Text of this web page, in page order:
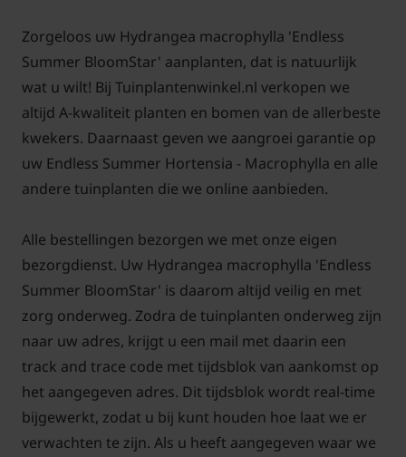
Zorgeloos uw Hydrangea macrophylla 'Endless
Summer BloomStar' aanplanten, dat is natuurlijk
wat u wilt! Bij Tuinplantenwinkel.nl verkopen we
altijd A-kwaliteit planten en bomen van de allerbeste
kwekers. Daarnaast geven we aangroei garantie op
uw Endless Summer Hortensia - Macrophylla en alle
andere tuinplanten die we online aanbieden.
Alle bestellingen bezorgen we met onze eigen
bezorgdienst. Uw Hydrangea macrophylla 'Endless
Summer BloomStar' is daarom altijd veilig en met
zorg onderweg. Zodra de tuinplanten onderweg zijn
naar uw adres, krijgt u een mail met daarin een
track and trace code met tijdsblok van aankomst op
het aangegeven adres. Dit tijdsblok wordt real-time
bijgewerkt, zodat u bij kunt houden hoe laat we er
verwachten te zijn. Als u heeft aangegeven waar we